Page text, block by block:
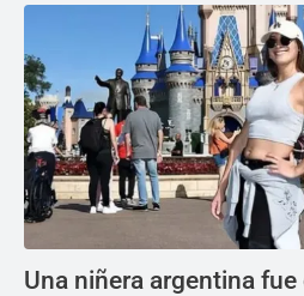
Una niñera argentina